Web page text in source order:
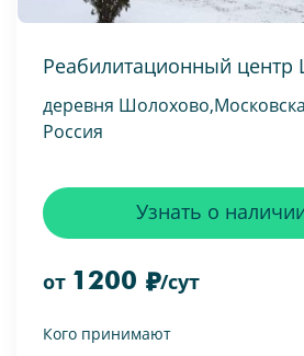
Реабилитационный
деревня
Россия
от 1200 /сут
Узнать о
Кого принимают